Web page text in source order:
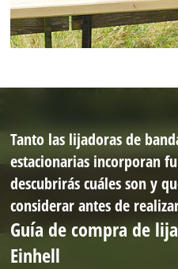
Tanto las lijadoras de
estacionarias incorporan
descubrirás cuáles son y
considerar antes de
Guía de compra de
Einhell